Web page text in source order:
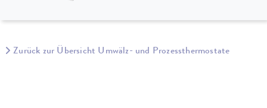
Zurück zur Übersicht Umwälz- und Prozessthermostate